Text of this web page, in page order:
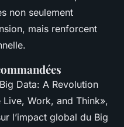
non seulement
mais renforcent
Data: A Revolution
Work, and Think»,
l’impact global du Big